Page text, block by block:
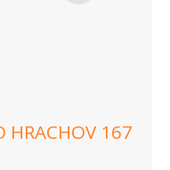
HRACHOV 167